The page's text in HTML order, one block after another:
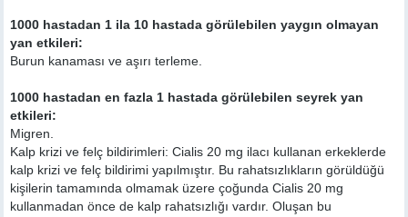
1000 hastadan 1 ila 10 hastada görülebilen yaygın olmayan
yan etkileri:
Burun kanaması ve aşırı terleme.
1000 hastadan en fazla 1 hastada görülebilen seyrek yan
etkileri:
Migren.
Kalp krizi ve felç bildirimleri: Cialis 20 mg ilacı kullanan erkeklerde
kalp krizi ve felç bildirimi yapılmıştır. Bu rahatsızlıkların görüldüğü
kişilerin tamamında olmamak üzere çoğunda Cialis 20 mg
kullanmadan önce de kalp rahatsızlığı vardır. Oluşan bu